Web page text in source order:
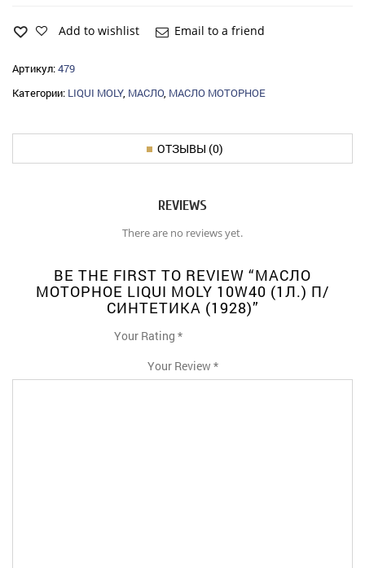
Add to wishlist Email to a friend
Артикул:479
Категории: LIQUI MOLY, МАСЛО, МАСЛО МОТОРНОЕ
ОТЗЫВЫ (0)
REVIEWS
There are no reviews yet.
BE THE FIRST TO REVIEW “МАСЛО
МОТОРНОЕ LIQUI MOLY 10W40 (1Л.) П/
СИНТЕТИКА (1928)”
Your Rating *
1 4
Your Review *